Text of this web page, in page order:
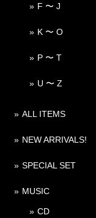
F 〜 J
K 〜 O
P 〜 T
U 〜 Z
ALL ITEMS
NEW ARRIVALS!
SPECIAL SET
MUSIC
CD